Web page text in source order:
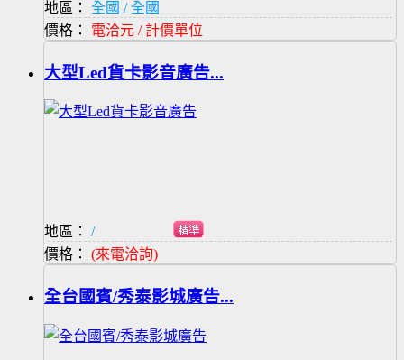
地區：
全國 / 全國
價格： 電洽元 / 計價單位
大型Led貨卡影音廣告...
地區：
/
價格： (來電洽詢)
全台國賓/秀泰影城廣告...